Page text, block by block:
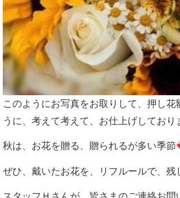
このようにお写真をお取りして、押し花
うに、考えて考えて、お仕上げしており
秋は、お花を贈る、贈られるが多い季節
ぜひ、戴いたお花を、リフルールで、残